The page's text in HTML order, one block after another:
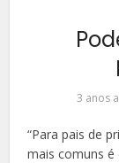
3 anos
“Para pais de
mais comuns